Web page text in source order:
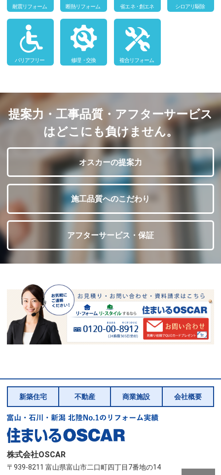
提案力・工事品質・アフターサービス
はどこにも負けません。
オスカーの提案力
施工品質へのこだわり
アフターサービス・保証
新築住宅 不動産 商業施設 会社概要
株式会社OSCAR
〒939-8211 富山県富山市二口町四丁目7番地の14